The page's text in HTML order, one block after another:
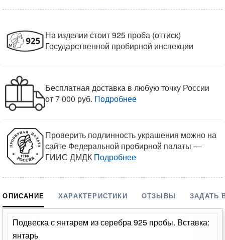
На изделии стоит 925 проба (оттиск)
Государственной пробирной инспекции
Бесплатная доставка в любую точку России
от 7 000 руб. Подробнее
Проверить подлинность украшения можно на
сайте Федеральной пробирной палаты —
ГИИС ДМДК Подробнее
ОПИСАНИЕ ХАРАКТЕРИСТИКИ ОТЗЫВЫ ЗАДАТЬ
Подвеска с янтарем из серебра 925 пробы. Вставка:
янтарь